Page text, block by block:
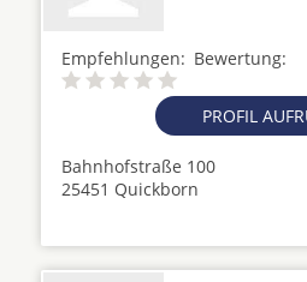
Empfehlungen: Bewertung:
PROFIL
Bahnhofstraße 100
25451 Quickborn